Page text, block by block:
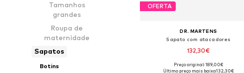
Tamanhos
grandes
Roupa de
maternidade
Sapatos
Botins
OFERTA
DR. MARTENS
Sapato com atacadores
132,30€
Disponível em vários tamanhos
Preço original: 189,00€
Último preço mais baixo:132,30€